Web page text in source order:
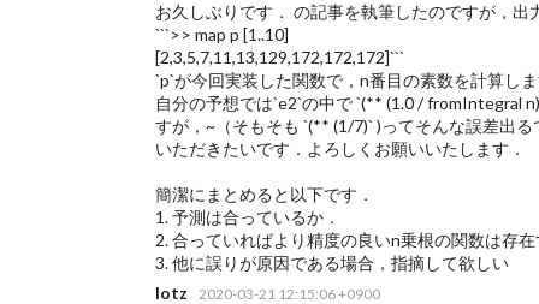
お久しぶりです． の記事を執筆したのですが，出
```>> map p [1..10]
[2,3,5,7,11,13,129,172,172,172]```
`p`が今回実装した関数で，n番目の素数を計算し
自分の予想では`e2`の中で `(** (1.0 / fromIntegral
すが，~（そもそも `(** (1/7)` )ってそんな誤差出
いただきたいです．よろしくお願いいたします．
簡潔にまとめると以下です．
1. 予測は合っているか．
2. 合っていればより精度の良いn乗根の関数は存
3. 他に誤りが原因である場合，指摘して欲しい
lotz
2020-03-21 12:15:06 +0900